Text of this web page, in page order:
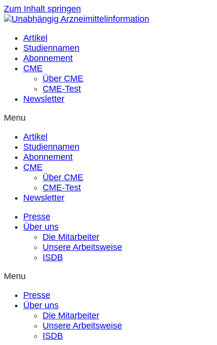
Zum Inhalt springen
Artikel
Studiennamen
Abonnement
CME
Über CME
CME-Test
Newsletter
Menu
Artikel
Studiennamen
Abonnement
CME
Über CME
CME-Test
Newsletter
Presse
Über uns
Die Mitarbeiter
Unsere Arbeitsweise
ISDB
Menu
Presse
Über uns
Die Mitarbeiter
Unsere Arbeitsweise
ISDB